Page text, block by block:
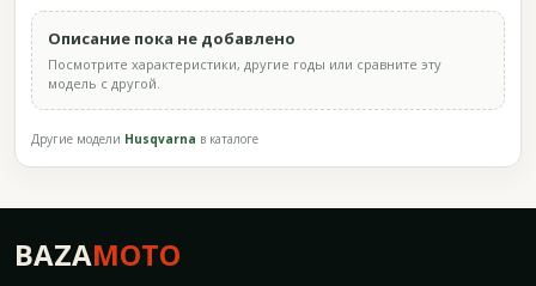
Описание пока не добавлено
Посмотрите характеристики, другие годы или сравните эту
модель с другой.
Другие модели Husqvarna в каталоге
BAZAMOTO